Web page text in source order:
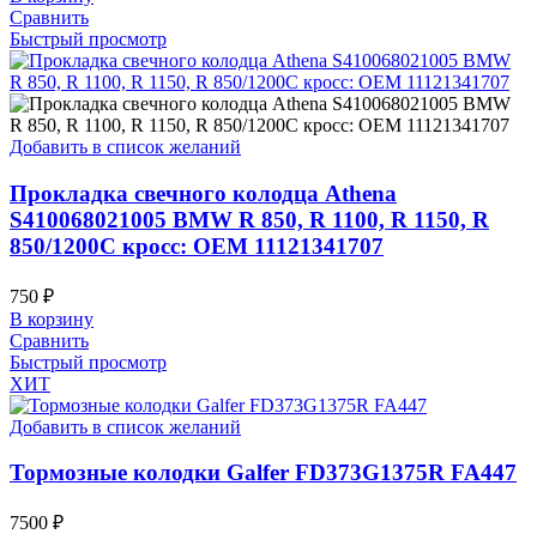
Сравнить
Быстрый просмотр
Добавить в список желаний
Прокладка свечного колодца Athena
S410068021005 BMW R 850, R 1100, R 1150, R
850/1200C кросс: OEM 11121341707
750 ₽
В корзину
Сравнить
Быстрый просмотр
ХИТ
Добавить в список желаний
Тормозные колодки Galfer FD373G1375R FA447
7500 ₽